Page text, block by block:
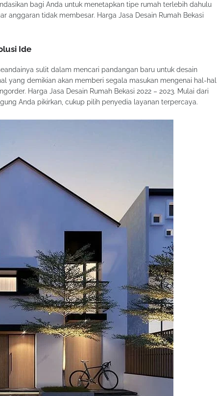
bagi Anda untuk menetapkan tipe rumah terlebih dahulu
anggaran tidak membesar. Harga Jasa Desain Rumah Bekasi
Ide
sulit dalam mencari pandangan baru untuk desain
yang demikian akan memberi segala masukan mengenai hal-hal
Harga Jasa Desain Rumah Bekasi 2022 – 2023. Mulai dari
Anda pikirkan, cukup pilih penyedia layanan terpercaya.